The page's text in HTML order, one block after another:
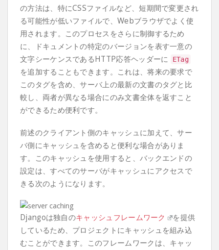
の方法は、特にCSSファイルなど、短期間で変更され
る可能性が低いファイルで、Webブラウザでよく使
用されます。このプロセスをさらに制御するため
に、ドキュメントの特定のバージョンを表す一意の
文字シーケンスであるHTTP応答ヘッダーに
ETag
を追加することもできます。これは、将来の要求で
このタグを含め、サーバ上の最新の文書のタグと比
較し、両者が異なる場合にのみ文書全体を返すこと
ができるため便利です。
前述のクライアント側のキャッシュに加えて、サー
バ側にキャッシュを含めると便利な場合がありま
す。このキャッシュを使用すると、バックエンドの
設定は、すべてのサーバがキャッシュにアクセスで
きる次のようになります。
Djangoは独自のキャッシュフレームワーク
を提供
しているため、プロジェクトにキャッシュを組み込
むことができます。このフレームワークは、キャッ